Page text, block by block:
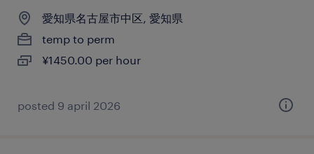
愛知県名古屋市中区, 愛知県
temp to perm
¥1450.00 per hour
posted 9 april 2026